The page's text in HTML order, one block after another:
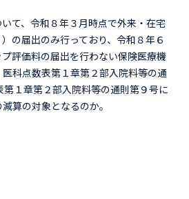
て、令和８年３月時点で外来・在宅
の届出のみ行っており、令和８年６
評価料の届出を行わない保険医療機
科点数表第１章第２部入院料等の通
１章第２部入院料等の通則第９号に
算の対象となるのか。